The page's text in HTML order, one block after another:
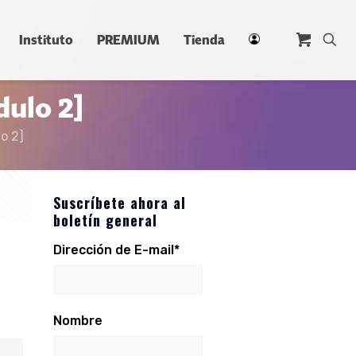
Instituto PREMIUM Tienda
2]
2]
Suscríbete ahora al
boletín general
Dirección de E-mail*
Nombre